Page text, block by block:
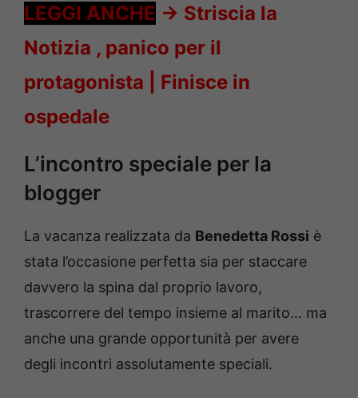
LEGGI ANCHE -> Striscia la
Notizia , panico per il
protagonista | Finisce in
ospedale
L’incontro speciale per la
blogger
La vacanza realizzata da Benedetta Rossi è
stata l’occasione perfetta sia per staccare
davvero la spina dal proprio lavoro,
trascorrere del tempo insieme al marito… ma
anche una grande opportunità per avere
degli incontri assolutamente speciali.